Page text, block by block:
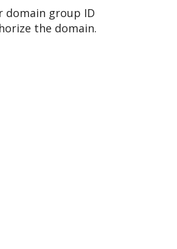
domain group ID
the domain.